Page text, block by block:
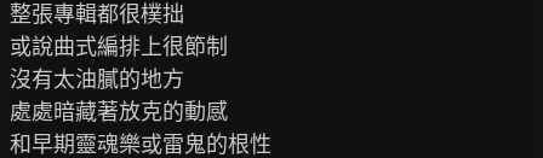
整張專輯都很樸拙
或說曲式編排上很節制
沒有太油膩的地方
處處暗藏著放克的動感
和早期靈魂樂或雷鬼的根性